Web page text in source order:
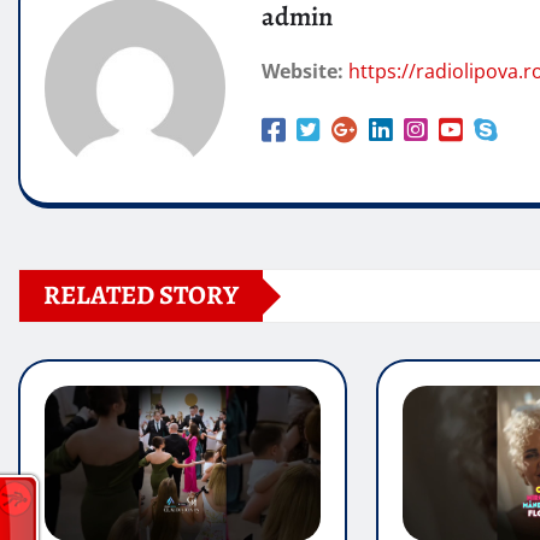
admin
Website: https://
RELATED STORY